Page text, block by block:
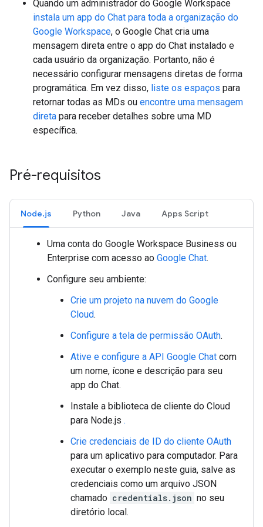
Quando um administrador do Google Workspace
instala um app do Chat para toda a organização do
Google Workspace, o Google Chat cria uma
mensagem direta entre o app do Chat instalado e
cada usuário da organização. Portanto, não é
necessário configurar mensagens diretas de forma
programática. Em vez disso, liste os espaços para
retornar todas as MDs ou encontre uma mensagem
direta para receber detalhes sobre uma MD
específica.
Pré-requisitos
Node.js Python Java Apps Script
Uma conta do Google Workspace Business ou
Enterprise com acesso ao Google Chat.
Configure seu ambiente:
Crie um projeto na nuvem do Google
Cloud.
Configure a tela de permissão OAuth.
Ative e configure a API Google Chat com
um nome, ícone e descrição para seu
app do Chat.
Instale a biblioteca de cliente do Cloud
para Node.js .
Crie credenciais de ID do cliente OAuth
para um aplicativo para computador. Para
executar o exemplo neste guia, salve as
credenciais como um arquivo JSON
chamado credentials.json no seu
diretório local.